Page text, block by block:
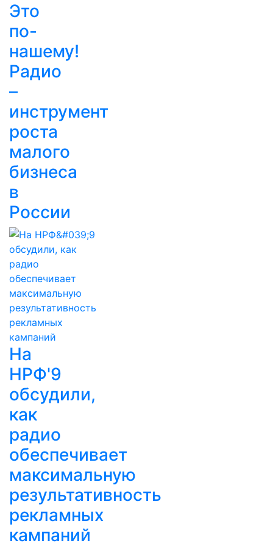
Это
по-
нашему!
Радио
–
инструмент
роста
малого
бизнеса
в
России
На
НРФ'9
обсудили,
как
радио
обеспечивает
максимальную
результативность
рекламных
кампаний